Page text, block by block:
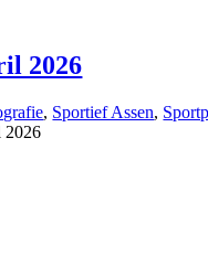
2026
, Sportief Assen,
2026